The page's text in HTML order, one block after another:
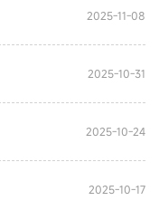
2025-11-08
2025-10-31
2025-10-24
2025-10-17